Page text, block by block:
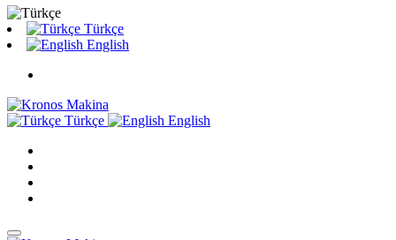
Türkçe
English
Türkçe English